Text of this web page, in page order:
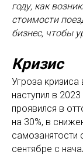
году, как
стоимости
бизнес, чтобы
Кризис
Угроза
наступил в
проявился в
на 30%, в
самозанятости
сентябре с